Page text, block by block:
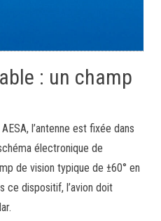
: un champ
l’antenne est fixée dans
électronique de
de vision typique de ±60° en
ce dispositif, l’avion doit